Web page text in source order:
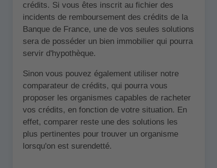
crédits. Si vous êtes inscrit au fichier des
incidents de remboursement des crédits de la
Banque de France, une de vos seules solutions
sera de posséder un bien immobilier qui pourra
servir d'hypothèque.
Sinon vous pouvez également utiliser notre
comparateur de crédits, qui pourra vous
proposer les organismes capables de racheter
vos crédits, en fonction de votre situation. En
effet, comparer reste une des solutions les
plus pertinentes pour trouver un organisme
lorsqu'on est surendetté.